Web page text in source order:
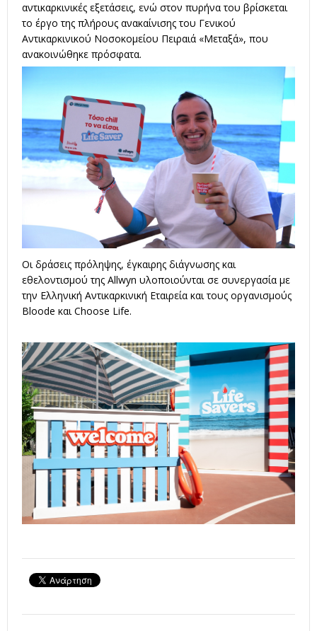
αντικαρκινικές εξετάσεις, ενώ στον πυρήνα του βρίσκεται
το έργο της πλήρους ανακαίνισης του Γενικού
Αντικαρκινικού Νοσοκομείου Πειραιά «Μεταξά», που
ανακοινώθηκε πρόσφατα.
Οι δράσεις πρόληψης, έγκαιρης διάγνωσης και
εθελοντισμού της Allwyn υλοποιούνται σε συνεργασία με
την Ελληνική Αντικαρκινική Εταιρεία και τους οργανισμούς
Bloode και Choose Life.